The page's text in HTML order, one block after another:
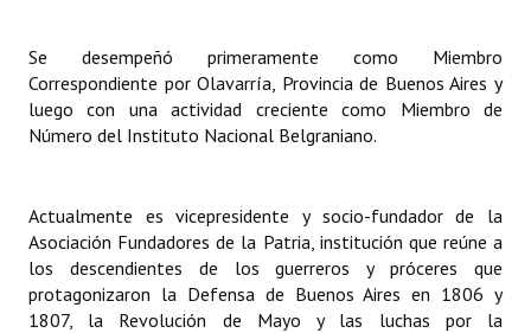
Antiguos Pobladores - Registro
Reconocimientos - Registro
Entrega de distinciones
REFORMA DE LA CARTA ORGÁNICA
Se desempeñó primeramente como Miembro
Correspondiente por Olavarría, Provincia de Buenos Aires y
luego con una actividad creciente como Miembro de
Número del Instituto Nacional Belgraniano.
Actualmente es vicepresidente y socio-fundador de la
Asociación Fundadores de la Patria, institución que reúne a
los descendientes de los guerreros y próceres que
protagonizaron la Defensa de Buenos Aires en 1806 y
1807, la Revolución de Mayo y las luchas por la